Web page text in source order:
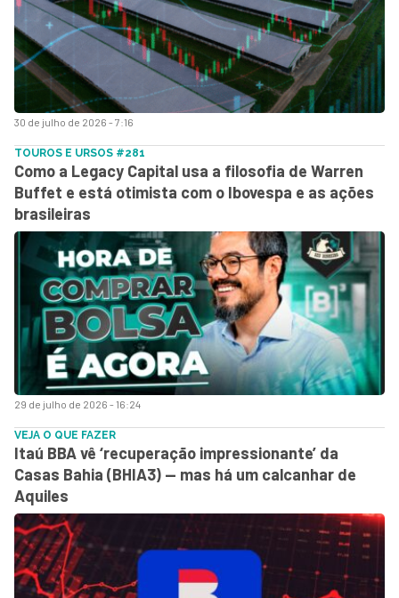
30 de julho de 2026 - 7:16
29 de julho de 2026 - 16:24
TOUROS E URSOS #281
Como a Legacy Capital usa a filosofia de Warren
Buffet e está otimista com o Ibovespa e as ações
brasileiras
VEJA O QUE FAZER
Itaú BBA vê ‘recuperação impressionante’ da
Casas Bahia (BHIA3) — mas há um calcanhar de
Aquiles